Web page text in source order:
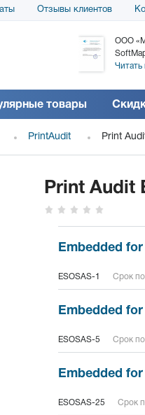
Отзывы клиентов
за
SolarWinds
ООО
Читать
товары
PrintAudit Print
Print Audit
Embedded
ESOSAS-1 Срок
Embedded
ESOSAS-5 Срок
Embedded
ESOSAS-25 Срок